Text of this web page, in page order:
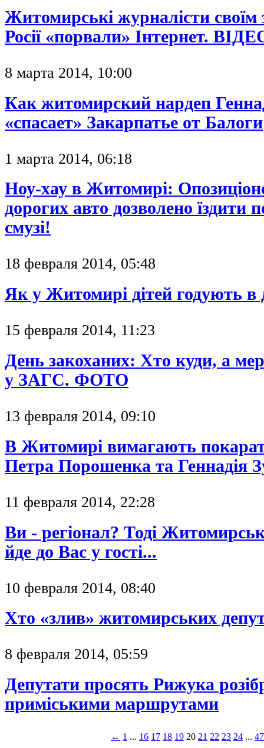
Житомирські журналісти своїм
Росії «порвали» Інтернет.
8 марта 2014, 10:00
Как житомирский нардеп
«спасает» Закарпатье от Балоги
1 марта 2014, 06:18
Ноу-хау в Житомирі:
дорогих авто дозволено їздити
смузі!
18 февраля 2014, 05:48
Як у Житомирі дітей годують в
15 февраля 2014, 11:23
День закоханих: Хто куди, а
у ЗАГС. ФОТО
13 февраля 2014, 09:10
В Житомирі вимагають
Петра Порошенка та Геннадія
11 февраля 2014, 22:28
Ви - регіонал? Тоді
йде до Вас у гості...
10 февраля 2014, 08:40
Хто «злив» житомирських
8 февраля 2014, 05:59
Депутати просять Рижука
приміськими маршрутами
← 1 ... 16 17 18 19 20 21 22 23 24 ... 47